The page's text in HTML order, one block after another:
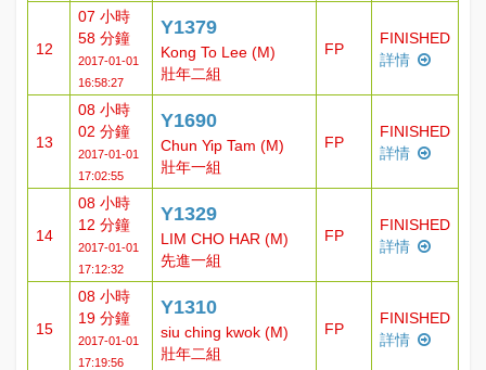
12
07 小時
58 分鐘
2017-01-01
16:58:27
Y1379
Kong To Lee (M)
壯年二組
FP
FINISHED
詳情
13
08 小時
02 分鐘
2017-01-01
17:02:55
Y1690
Chun Yip Tam (M)
壯年一組
FP
FINISHED
詳情
14
08 小時
12 分鐘
2017-01-01
17:12:32
Y1329
LIM CHO HAR (M)
先進一組
FP
FINISHED
詳情
15
08 小時
19 分鐘
2017-01-01
17:19:56
Y1310
siu ching kwok (M)
壯年二組
FP
FINISHED
詳情